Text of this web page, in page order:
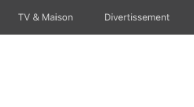
TV & Maison Divertissements